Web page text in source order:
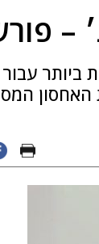
–
ביותר